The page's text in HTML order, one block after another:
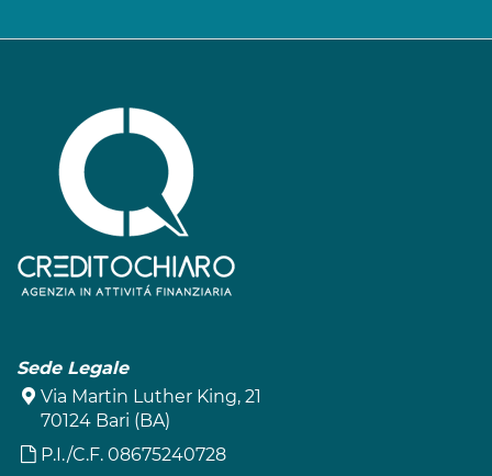
Sede Legale
Via Martin Luther King, 21
70124 Bari (BA)
P.I./C.F. 08675240728